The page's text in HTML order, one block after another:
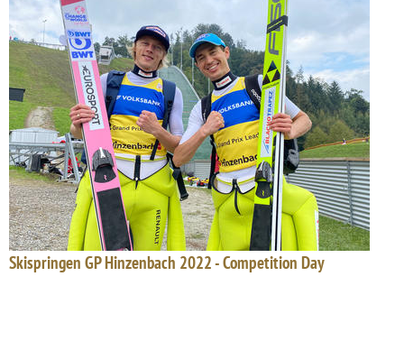
Skispringen GP Hinzenbach 2022 - Competition Day